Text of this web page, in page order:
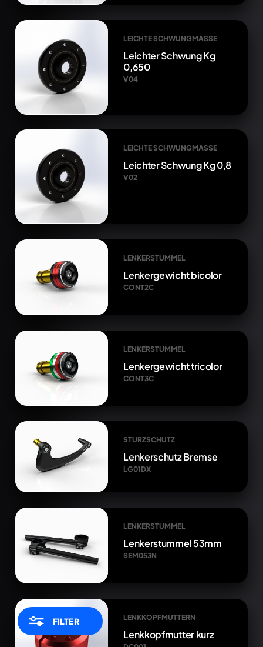
FILTER
LEICHTE SCHWUNGMASSE
Leichter Schwung Kg
0,650
V04
LEICHTE SCHWUNGMASSE
Leichter Schwung Kg 0,8
V02
LENKERSTUMMEL
Lenkergewicht bicolor
CONT2C
LENKERSTUMMEL
Lenkergewicht tricolor
CONT3C
STURZSCHUTZ
Lenkerschutz Bremse
LG01DX
LENKERSTUMMEL
Lenkerstummel 53mm
SEM053N
LENKKOPFMUTTERN
Lenkkopfmutter kurz